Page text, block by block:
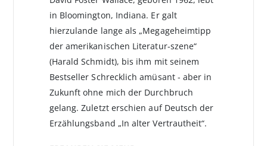
in Bloomington, Indiana. Er galt
hierzulande lange als „Megageheimtipp
der amerikanischen Literatur-szene“
(Harald Schmidt), bis ihm mit seinem
Bestseller Schrecklich amüsant - aber in
Zukunft ohne mich der Durchbruch
gelang. Zuletzt erschien auf Deutsch der
Erzählungsband „In alter Vertrautheit“.